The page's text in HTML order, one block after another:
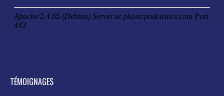
windowwindowwindowwindow
TÉMOIGNAGES